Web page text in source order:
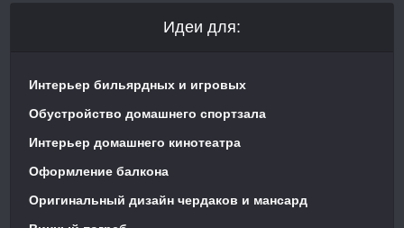
Идеи для:
Интерьер бильярдных и игровых
Обустройство домашнего спортзала
Интерьер домашнего кинотеатра
Оформление балкона
Оригинальный дизайн чердаков и мансард